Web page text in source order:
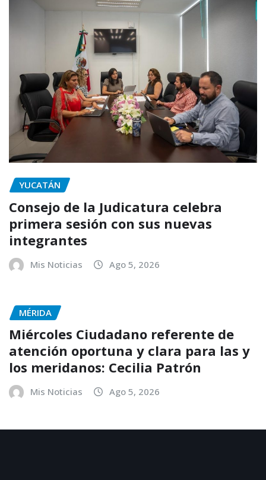
YUCATÁN
Consejo de la Judicatura celebra
primera sesión con sus nuevas
integrantes
Mis Noticias Ago 5, 2026
MÉRIDA
Miércoles Ciudadano referente de
atención oportuna y clara para las y
los meridanos: Cecilia Patrón
Mis Noticias Ago 5, 2026